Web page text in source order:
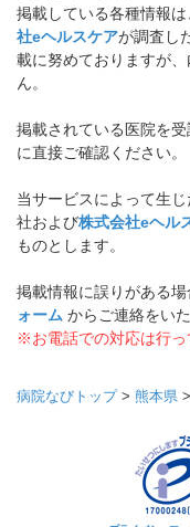
掲載している各種情報
社eヘルスケアが調査し
載に努めておりますが
ん。
掲載されている医院を
に直接ご確認ください。
当サービスによって生
社および株式会社eヘル
ものとします。
掲載情報に誤りがある
ォーム からご連絡をい
※お電話での対応は行っ
病院なびトップ> 熊本県 >